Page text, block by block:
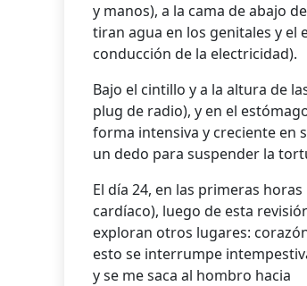
y manos), a la cama de abajo
tiran agua en los genitales y el
conducción de la electricidad).
Bajo el cintillo y a la altura de
plug de radio), y en el
forma intensiva y creciente en
un dedo para suspender la
El día 24, en las primeras
cardíaco), luego de esta
exploran otros lugares:
esto se interrumpe
y se me saca al hombro hacia